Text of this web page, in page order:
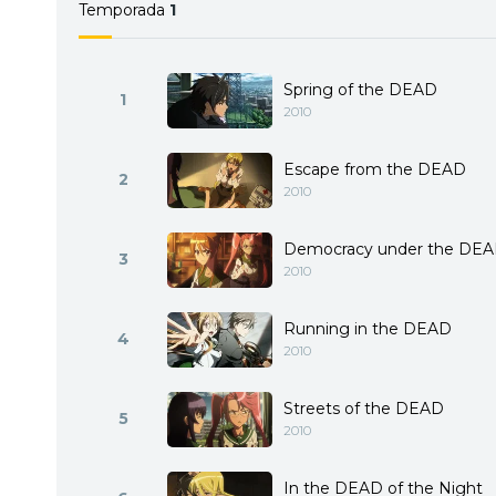
Temporada 1
1 Spring of the DEAD
2010
2 Escape from the DEAD
2010
3 Democracy under the
2010
4 Running in the DEAD
2010
5 Streets of the DEAD
2010
In the DEAD of the Night